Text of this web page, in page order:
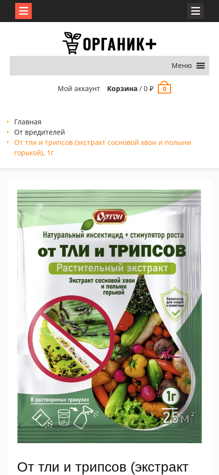
Меню
Мой аккаунт Корзина/ 0 ₽ 0
Главная
От вредителей
От тли и трипсов (экстракт сосновой хвои и полыни
горькой), 1г
От тли и трипсов (экстракт